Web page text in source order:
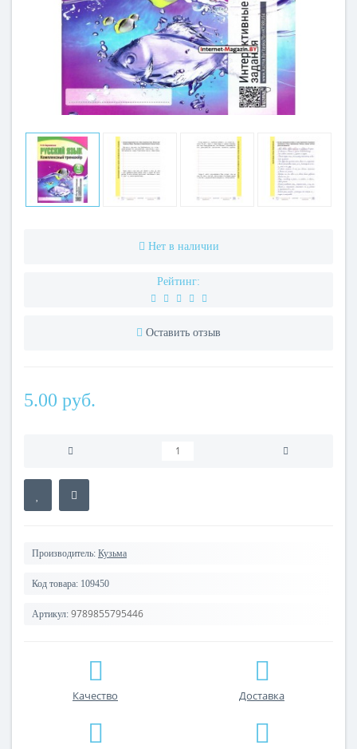
Нет в наличии
Рейтинг:
Оставить отзыв
5.00 руб.
Производитель: Кузьма
Код товара: 109450
Артикул: 9789855795446
Качество Доставка